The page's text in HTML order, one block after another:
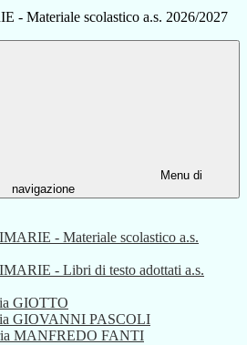
- Materiale scolastico a.s. 2026/2027
Menu di
navigazione
- Materiale scolastico a.s.
- Libri di testo adottati a.s.
GIOTTO
GIOVANNI PASCOLI
MANFREDO FANTI